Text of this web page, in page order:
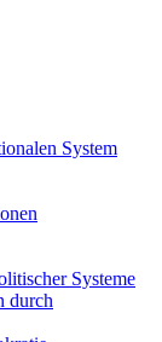
System
Systeme
durch